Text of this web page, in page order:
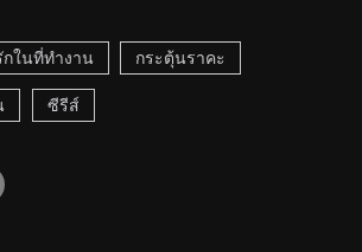
กในที่ทำงาน กระตุ้นราคะ
ซีรีส์